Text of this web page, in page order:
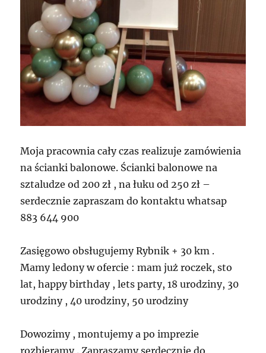
Moja pracownia cały czas realizuje zamówienia
na ścianki balonowe. Ścianki balonowe na
sztaludze od 200 zł , na łuku od 250 zł –
serdecznie zapraszam do kontaktu whatsap
883 644 900
Zasięgowo obsługujemy Rybnik + 30 km .
Mamy ledony w ofercie : mam już roczek, sto
lat, happy birthday , lets party, 18 urodziny, 30
urodziny , 40 urodziny, 50 urodziny
Dowozimy , montujemy a po imprezie
rozbieramy . Zapraszamy serdecznie do